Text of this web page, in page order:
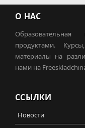
О НАС
продуктами.
материалы на
нами на
ССЫЛКИ
Новости